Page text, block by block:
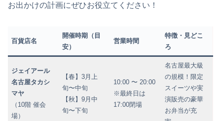
お出かけの計画にぜひお役立てください！
百貨店名
開催時期（目
安）
営業時間
特徴・見どこ
ろ
ジェイアール
名古屋タカシ
マヤ
（10階 催会
場）
【春】3月上
旬〜中旬
【秋】9月中
旬〜下旬
10:00 〜 20:00
※最終日は
17:00閉場
名古屋最大級
の規模！限定
スイーツや実
演販売の豪華
お弁当が充